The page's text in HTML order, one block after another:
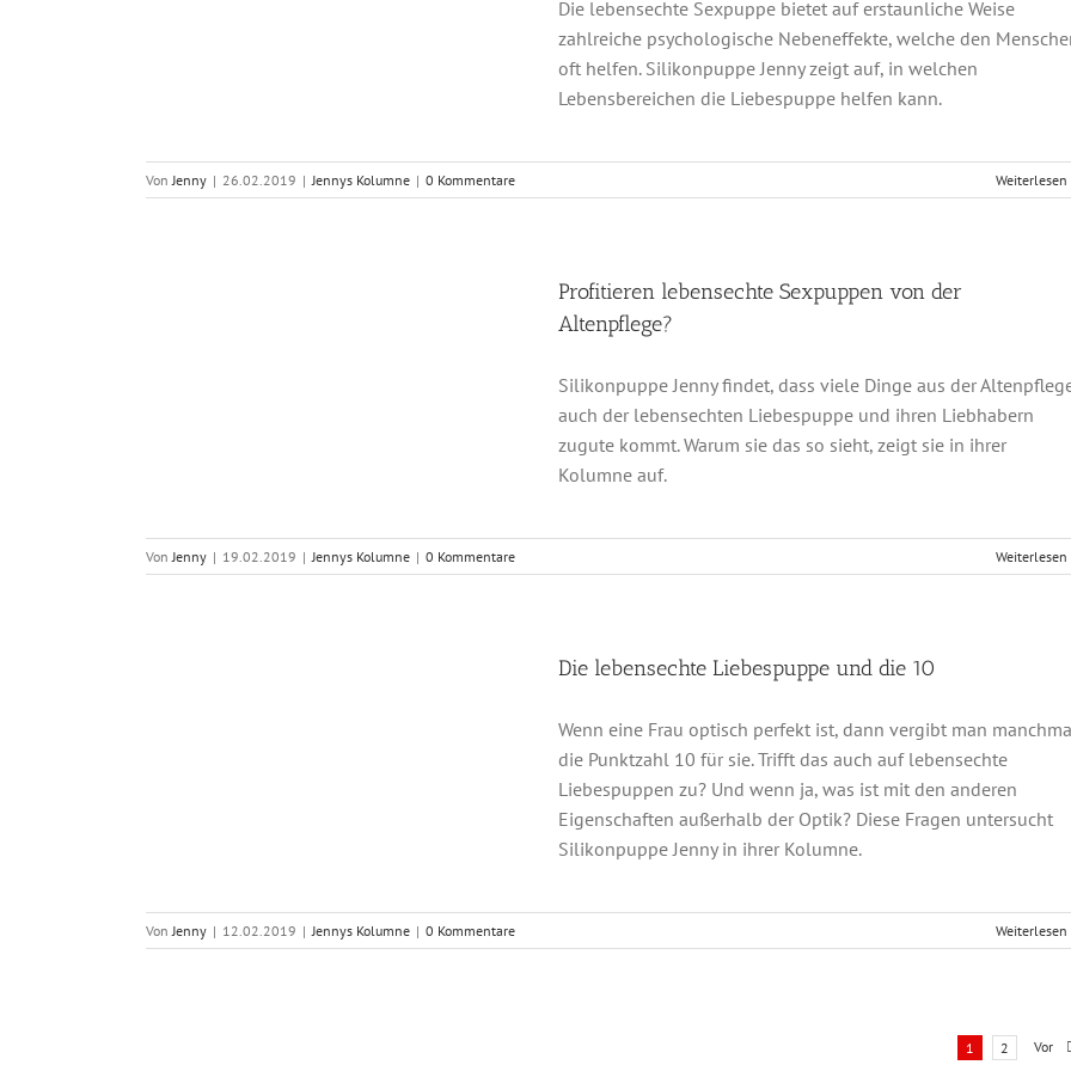
Die lebensechte Sexpuppe bietet auf erstaunliche Weise
zahlreiche psychologische Nebeneffekte, welche den
oft helfen. Silikonpuppe Jenny zeigt auf, in welchen
Lebensbereichen die Liebespuppe helfen kann.
VonJenny | 26.02.2019 | Jennys Kolumne | 0 Kommentare Weiterlesen
Profitieren lebensechte Sexpuppen von der
Altenpflege?
Silikonpuppe Jenny findet, dass viele Dinge aus der
auch der lebensechten Liebespuppe und ihren Liebhabern
zugute kommt. Warum sie das so sieht, zeigt sie in ihrer
Kolumne auf.
VonJenny | 19.02.2019 | Jennys Kolumne | 0 Kommentare Weiterlesen
Die lebensechte Liebespuppe und die 10
Wenn eine Frau optisch perfekt ist, dann vergibt man
die Punktzahl 10 für sie. Trifft das auch auf lebensechte
Liebespuppen zu? Und wenn ja, was ist mit den anderen
Eigenschaften außerhalb der Optik? Diese Fragen untersucht
Silikonpuppe Jenny in ihrer Kolumne.
VonJenny | 12.02.2019 | Jennys Kolumne | 0 Kommentare Weiterlesen
1 2 Vor
Jennys Kolumne
Impressum
Kontakt
Datenschutz
KALENDER
August 2026
M D M D F S
14
15
17
18 19 20 21
22